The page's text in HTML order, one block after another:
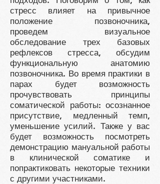
стресс влияет на привычное
положение позвоночника,
проведем визуальное
обследование трех базовых
рефлексов стресса, обсудим
функциональную анатомию
позвоночника. Во время практики в
парах будет возможность
прочувствовать принципы
соматической работы: осознанное
присутствие, медленный темп,
уменьшение усилий. Также у вас
будет возможность посмотреть
демонстрацию мануальной работы
в клинической соматике и
попрактиковать некоторые техники
с другими участниками.